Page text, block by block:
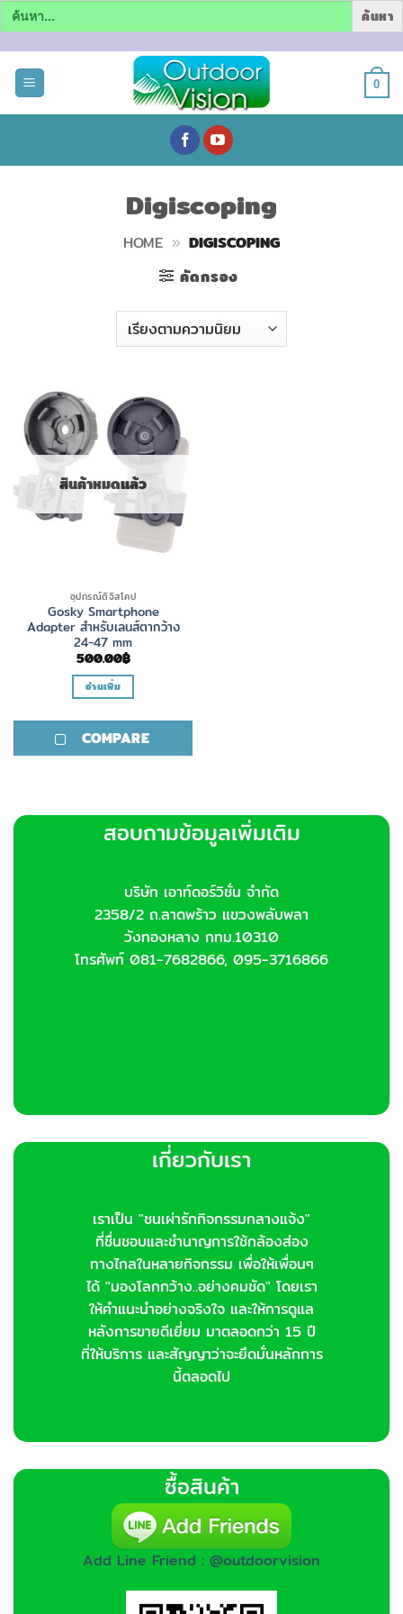
Search
for:
0
Digiscoping
HOME » DIGISCOPING
คัดกรอง
สินค้าหมดแล้ว
อุปกรณ์ดิจิสโคป
Gosky Smartphone
Adapter สำหรับเลนส์ตากว้าง
24-47 mm
500.00฿
อ่านเพิ่ม
COMPARE
สอบถามข้อมูลเพิ่มเติม
บริษัท เอาท์ดอร์วิชั่น จำกัด
2358/2 ถ.ลาดพร้าว แขวงพลับพลา
วังทองหลาง กทม.10310
โทรศัพท์ 081-7682866, 095-3716866
เกี่ยวกับเรา
เราเป็น "ชนเผ่ารักกิจกรรมกลางแจ้ง"
ที่ชื่นชอบและชำนาญการใช้กล้องส่อง
ทางไกลในหลายกิจกรรม เพื่อให้เพื่อนๆ
ได้ "มองโลกกว้าง..อย่างคมชัด" โดยเรา
ให้คำแนะนำอย่างจริงใจ และให้การดูแล
หลังการขายดีเยี่ยม มาตลอดกว่า 15 ปี
ที่ให้บริการ และสัญญาว่าจะยึดมั่นหลักการ
นี้ตลอดไป
ซื้อสินค้า
Add Line Friend : @outdoorvision